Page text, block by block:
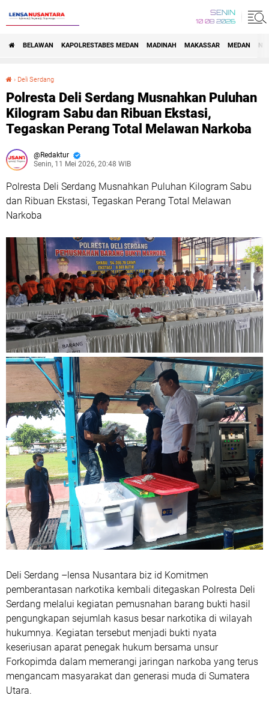
SENIN
10 08 2026
BELAWAN KAPOLRESTABES MEDAN MADINAH MAKASSAR MEDAN
› Deli Serdang
Polresta Deli Serdang Musnahkan Puluhan
Kilogram Sabu dan Ribuan Ekstasi,
Tegaskan Perang Total Melawan Narkoba
Redaktur
Senin, 11 Mei 2026, 20:48 WIB
Polresta Deli Serdang Musnahkan Puluhan Kilogram Sabu
dan Ribuan Ekstasi, Tegaskan Perang Total Melawan
Narkoba
Deli Serdang –lensa Nusantara biz id Komitmen
pemberantasan narkotika kembali ditegaskan Polresta Deli
Serdang melalui kegiatan pemusnahan barang bukti hasil
pengungkapan sejumlah kasus besar narkotika di wilayah
hukumnya. Kegiatan tersebut menjadi bukti nyata
keseriusan aparat penegak hukum bersama unsur
Forkopimda dalam memerangi jaringan narkoba yang terus
mengancam masyarakat dan generasi muda di Sumatera
Utara.